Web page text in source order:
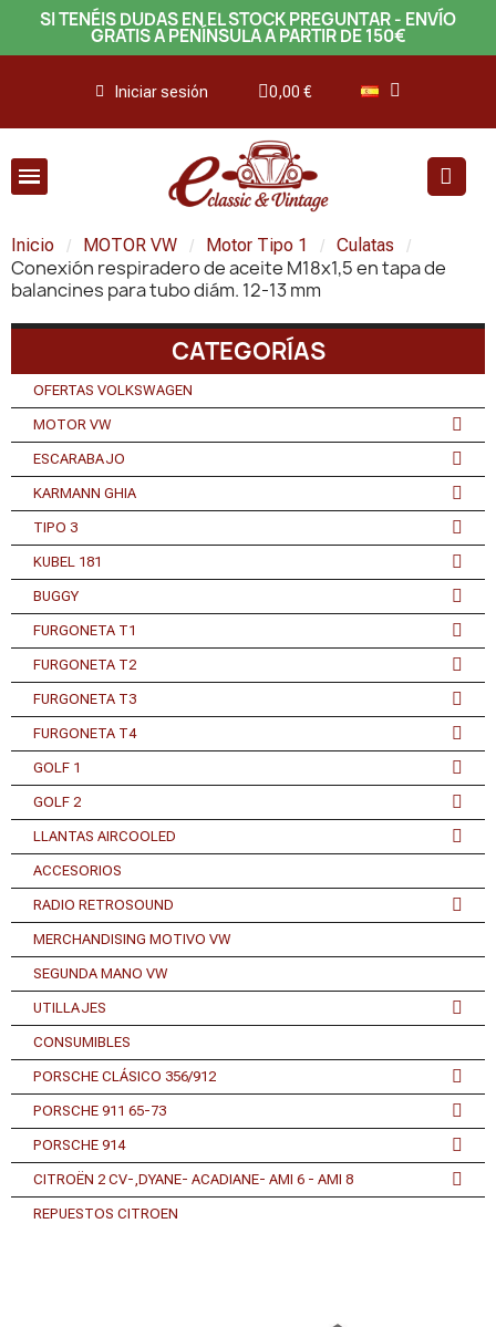
SI TENÉIS DUDAS EN EL STOCK PREGUNTAR - ENVÍO
GRATIS A PENÍNSULA A PARTIR DE 150€
Iniciar sesión 0,00 €
Inicio MOTOR VW Motor Tipo 1 Culatas
Conexión respiradero de aceite M18x1,5 en tapa de
balancines para tubo diám. 12-13 mm
CATEGORÍAS
OFERTAS VOLKSWAGEN
MOTOR VW
ESCARABAJO
KARMANN GHIA
TIPO 3
KUBEL 181
BUGGY
FURGONETA T1
FURGONETA T2
FURGONETA T3
FURGONETA T4
GOLF 1
GOLF 2
LLANTAS AIRCOOLED
ACCESORIOS
RADIO RETROSOUND
MERCHANDISING MOTIVO VW
SEGUNDA MANO VW
UTILLAJES
CONSUMIBLES
PORSCHE CLÁSICO 356/912
PORSCHE 911 65-73
PORSCHE 914
CITROËN 2 CV-,DYANE- ACADIANE- AMI 6 - AMI 8
REPUESTOS CITROEN